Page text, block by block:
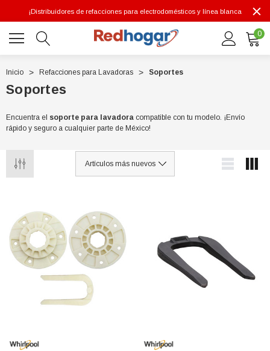
¡Distribuidores de refacciones para electrodomésticos y línea blanca
0
Inicio Refacciones para Lavadoras Soportes
Soportes
Encuentra el soporte para lavadora compatible con tu modelo. ¡Envío
rápido y seguro a cualquier parte de México!
7614